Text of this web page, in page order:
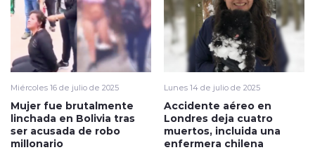
Miércoles 16 de julio de 2025
Mujer fue brutalmente
linchada en Bolivia tras
ser acusada de robo
millonario
Lunes 14 de julio de 2025
Accidente aéreo en
Londres deja cuatro
muertos, incluida una
enfermera chilena